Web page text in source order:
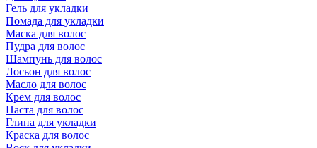
Гель для укладки
Помада для укладки
Маска для волос
Пудра для волос
Шампунь для волос
Лосьон для волос
Масло для волос
Крем для волос
Паста для волос
Глина для укладки
Краска для волос